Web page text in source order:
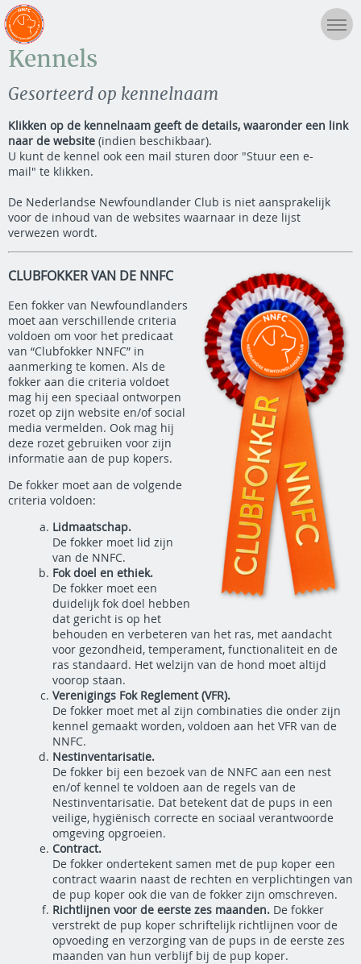
Kennels
Gesorteerd op kennelnaam
Klikken op de kennelnaam geeft de details, waaronder een link
naar de website (indien beschikbaar).
U kunt de kennel ook een mail sturen door "Stuur een e-
mail" te klikken.
De Nederlandse Newfoundlander Club is niet aansprakelijk
voor de inhoud van de websites waarnaar in deze lijst
verwezen wordt.
CLUBFOKKER VAN DE NNFC
Een fokker van Newfoundlanders
moet aan verschillende criteria
voldoen om voor het predicaat
van “Clubfokker NNFC” in
aanmerking te komen. Als de
fokker aan die criteria voldoet
mag hij een speciaal ontworpen
rozet op zijn website en/of social
media vermelden. Ook mag hij
deze rozet gebruiken voor zijn
informatie aan de pup kopers.
De fokker moet aan de volgende
criteria voldoen:
Lidmaatschap.
De fokker moet lid zijn
van de NNFC.
Fok doel en ethiek.
De fokker moet een
duidelijk fok doel hebben
dat gericht is op het
behouden en verbeteren van het ras, met aandacht
voor gezondheid, temperament, functionaliteit en de
ras standaard. Het welzijn van de hond moet altijd
voorop staan.
Verenigings Fok Reglement (VFR).
De fokker moet met al zijn combinaties die onder zijn
kennel gemaakt worden, voldoen aan het VFR van de
NNFC.
Nestinventarisatie.
De fokker bij een bezoek van de NNFC aan een nest
en/of kennel te voldoen aan de regels van de
Nestinventarisatie. Dat betekent dat de pups in een
veilige, hygiënisch correcte en sociaal verantwoorde
omgeving opgroeien.
Contract.
De fokker ondertekent samen met de pup koper een
contract waarin naast de rechten en verplichtingen van
de pup koper ook die van de fokker zijn omschreven.
Richtlijnen voor de eerste zes maanden. De fokker
verstrekt de pup koper schriftelijk richtlijnen voor de
opvoeding en verzorging van de pups in de eerste zes
maanden van hun verblijf bij de pup koper.